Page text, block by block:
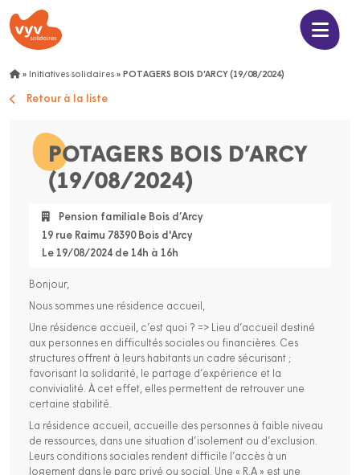
» Initiatives solidaires » POTAGERS BOIS D’ARCY (19/08/2024)
Retour à la liste
POTAGERS BOIS D’ARCY
(19/08/2024)
Pension familiale Bois d’Arcy
19 rue Raimu 78390 Bois d'Arcy
Le 19/08/2024 de 14h à 16h
Bonjour,
Nous sommes une résidence accueil,
Une résidence accueil, c’est quoi ? => Lieu d’accueil destiné
aux personnes en difficultés sociales ou financières. Ces
structures offrent à leurs habitants un cadre sécurisant ;
favorisant la solidarité, le partage d’expérience et la
convivialité. À cet effet, elles permettent de retrouver une
certaine stabilité.
La résidence accueil, accueille des personnes à faible niveau
de ressources, dans une situation d’isolement ou d’exclusion.
Leurs conditions sociales rendent difficile l’accès à un
logement dans le parc privé ou social. Une « R.A » est une